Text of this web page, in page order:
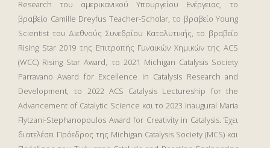
Research του αμερικανικού Υπουργείου Ενέργειας, το
βραβείο Camille Dreyfus Teacher-Scholar, το βραβείο Young
Scientist του Διεθνούς Συνεδρίου Καταλυτικής, το βραβείο
Rising Star 2019 της Επιτροπής Γυναικών Χημικών της ACS
(WCC) Rising Star Award, το 2021 Michigan Catalysis Society
Parravano Award for Excellence in Catalysis Research and
Development, το 2022 ACS Catalysis Lectureship for the
Advancement of Catalytic Science και το 2023 Inaugural Maria
Flytzani-Stephanopoulos Award for Creativity in Catalysis. Έχει
διατελέσει Πρόεδρος της Michigan Catalysis Society (MCS) και
Πρόεδρος του Τμήματος Catalysis and Reaction Engineering